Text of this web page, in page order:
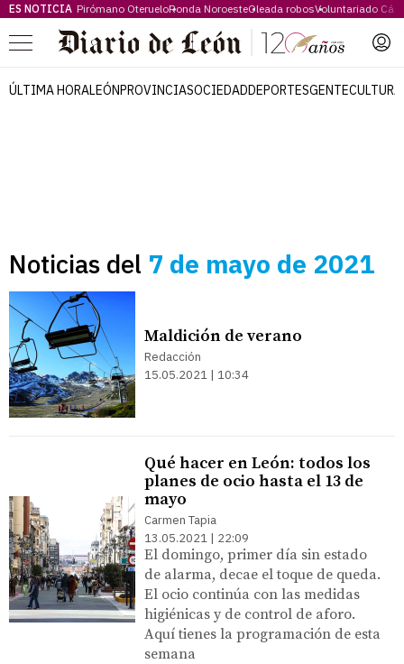
ES NOTICIA Pirómano OterueloRonda NoroesteOleada robosVoluntariado
Menú
ÚLTIMA HORALEÓNPROVINCIASOCIEDADDEPORTESGENTECULTURA
Noticias del 7 de mayo de 2021
Maldición de verano
Redacción
15.05.2021 | 10:34
Qué hacer en León: todos los
planes de ocio hasta el 13 de
mayo
Carmen Tapia
13.05.2021 | 22:09
El domingo, primer día sin estado
de alarma, decae el toque de queda.
El ocio continúa con las medidas
higiénicas y de control de aforo.
Aquí tienes la programación de esta
semana